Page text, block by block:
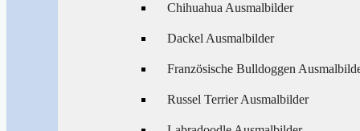
Chihuahua Ausmalbilder
Dackel Ausmalbilder
Französische Bulldoggen
Russel Terrier Ausmalbilder